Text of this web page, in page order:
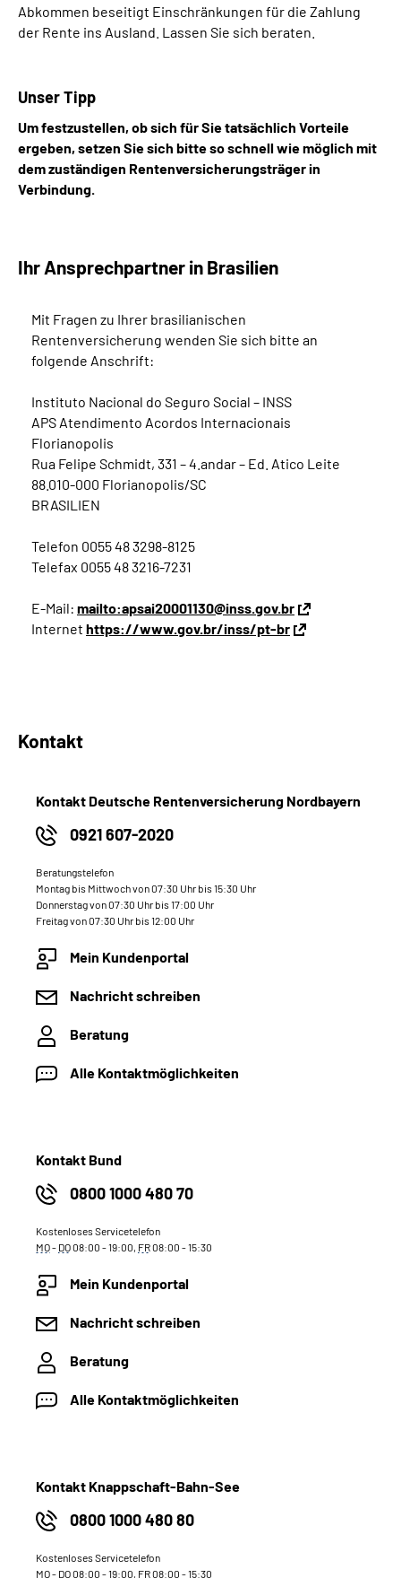
Abkommen beseitigt Einschränkungen für die Zahlung
der Rente ins Ausland. Lassen Sie sich beraten.
Unser Tipp
Um festzustellen, ob sich für Sie tatsächlich Vorteile
ergeben, setzen Sie sich bitte so schnell wie möglich mit
dem zuständigen Rentenversicherungsträger in
Verbindung.
Ihr Ansprechpartner in Brasilien
Mit Fragen zu Ihrer brasilianischen
Rentenversicherung wenden Sie sich bitte an
folgende Anschrift:
Instituto Nacional do Seguro Social – INSS
APS Atendimento Acordos Internacionais
Florianopolis
Rua Felipe Schmidt, 331 – 4.andar – Ed. Atico Leite
88.010-000 Florianopolis/SC
BRASILIEN
Telefon 0055 48 3298-8125
Telefax 0055 48 3216-7231
E-Mail: mailto:apsai20001130@inss.gov.br
Internet https://www.gov.br/inss/pt-br
Kontakt
Kontakt Deutsche Rentenversicherung Nordbayern
0921 607-2020
Beratungstelefon
Montag bis Mittwoch von 07:30 Uhr bis 15:30 Uhr
Donnerstag von 07:30 Uhr bis 17:00 Uhr
Freitag von 07:30 Uhr bis 12:00 Uhr
Mein Kundenportal
Nachricht schreiben
Beratung
Alle Kontaktmöglichkeiten
Kontakt Bund
0800 1000 480 70
Kostenloses Servicetelefon
MO- DO08:00 - 19:00, FR08:00 - 15:30
Mein Kundenportal
Nachricht schreiben
Beratung
Alle Kontaktmöglichkeiten
Kontakt Knappschaft-Bahn-See
0800 1000 480 80
Kostenloses Servicetelefon
MO- DO08:00 - 19:00, FR08:00 - 15:30